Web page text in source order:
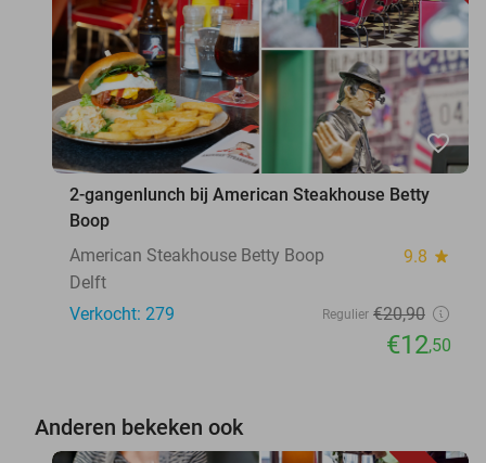
favorite_border
2-gangenlunch bij American Steakhouse Betty
Boop
American Steakhouse Betty Boop
9.8 star
Delft
Verkocht: 279
Regulier €20,90
€12,50
Anderen bekeken ook